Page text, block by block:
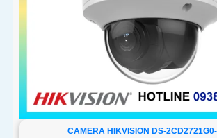
CAMERA HIKVISION DS-